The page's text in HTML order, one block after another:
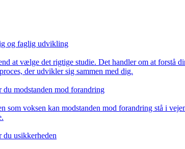
og faglig udvikling
at vælge det rigtige studie. Det handler om at
der udvikler sig sammen med dig.
modstanden mod forandring
som voksen kan modstanden mod forandring stå i
du usikkerheden